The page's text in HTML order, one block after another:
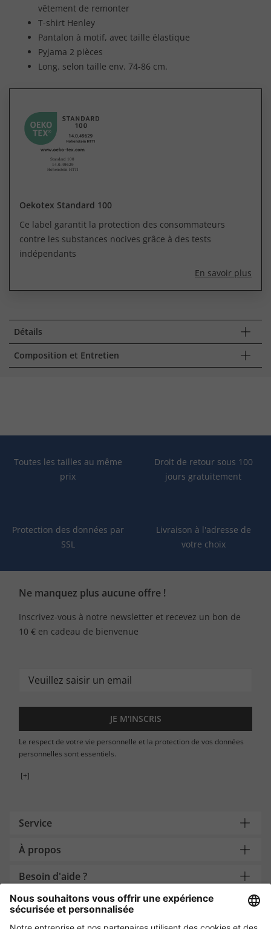
vêtement de remonter
T-shirt Henley
Pantalon à motif, avec taille élastique
Pyjama 2 pièces
Long. selon taille env. 74-86 cm.
Oekotex Standard 100
Ce label garantit la protection des consommateurs
contre les substances nocives grâce à des tests
indépendants
En savoir plus
Détails
Composition et Entretien
Toutes les tailles au même
prix
Droit de retour sous 100
jours gratuitement
Protection des données par
SSL
Livraison à l'adresse de
votre choix
Ne manquez plus aucune offre !
Inscrivez-vous à notre newsletter et recevez un bon de
10 € en cadeau de bienvenue
JE M'INSCRIS
Le respect de votre vie personnelle et la protection de vos données
personnelles sont essentiels.
[+]
Service
À propos
Besoin d'aide ?
Payment and Delivery